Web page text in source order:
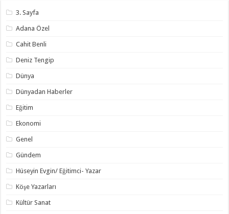
3. Sayfa
Adana Özel
Cahit Benli
Deniz Tengip
Dünya
Dünyadan Haberler
Eğitim
Ekonomi
Genel
Gündem
Hüseyin Evgin/ Eğitimci- Yazar
Köşe Yazarları
Kültür Sanat